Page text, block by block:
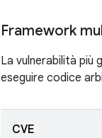
Framework
La vulnerabilità più
eseguire codice
CVE